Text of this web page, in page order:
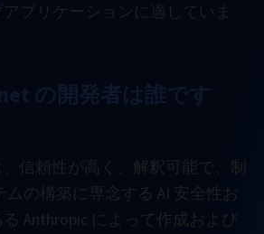
アプリケーションに適していま
の開発者は誰です
、信頼性が高く、解釈可能で、制
ムの構築に専念する AI 安全性お
Anthropic によって作成および